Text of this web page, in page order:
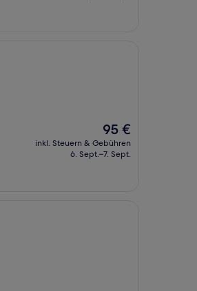
Der
Preis
beträgt
95 €
inkl. Steuern & Gebühren
6. Sept.–7. Sept.